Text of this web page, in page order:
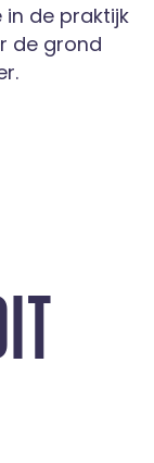
in de praktijk
de grond
IT